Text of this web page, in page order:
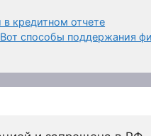
кредитном отчете
способы поддержания